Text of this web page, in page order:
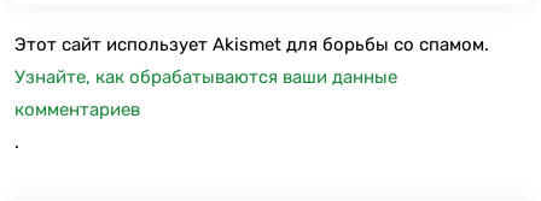
Этот сайт использует Akismet для борьбы со спамом.
Узнайте, как обрабатываются ваши данные
комментариев
.